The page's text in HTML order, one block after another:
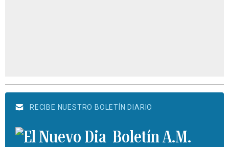
RECIBE NUESTRO BOLETÍN DIARIO
Boletín A.M.